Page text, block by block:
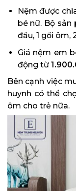
Nệm được
bé nữ. Bộ sản
đầu, 1 gối ôm,
Giá nệm em
động từ
Bên cạnh việc
huynh có thể
ôm cho trẻ nữa.